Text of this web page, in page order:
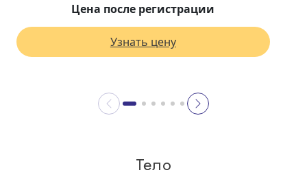
Цена после регистрации
Узнать цену
Тело